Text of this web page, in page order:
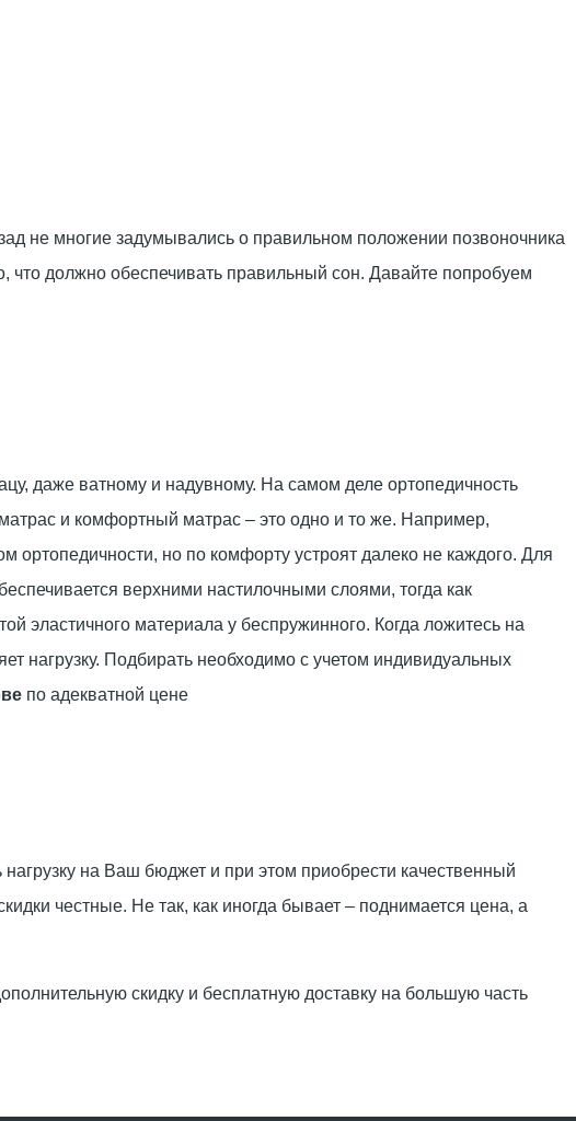
не многие задумывались о правильном положении позвоночника
что должно обеспечивать правильный сон. Давайте попробуем
даже ватному и надувному. На самом деле ортопедичность
и комфортный матрас – это одно и то же. Например,
ортопедичности, но по комфорту устроят далеко не каждого. Для
верхними настилочными слоями, тогда как
эластичного материала у беспружинного. Когда ложитесь на
нагрузку. Подбирать необходимо с учетом индивидуальных
по адекватной цене
на Ваш бюджет и при этом приобрести качественный
честные. Не так, как иногда бывает – поднимается цена, а
скидку и бесплатную доставку на большую часть